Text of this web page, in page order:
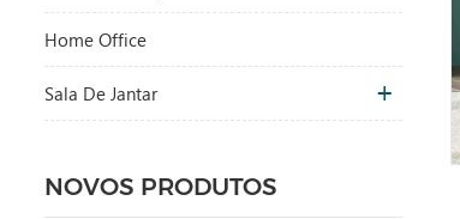
Home Office
Sala De Jantar
NOVOS PRODUTOS